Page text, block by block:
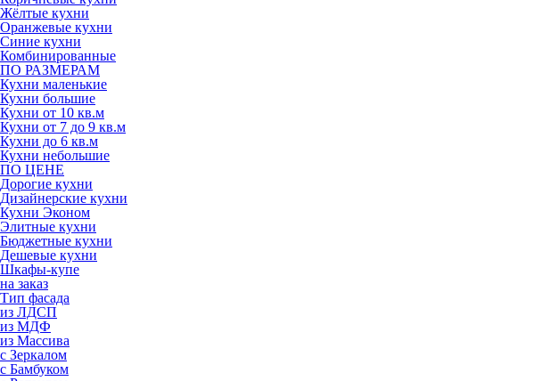
Жёлтые кухни
Оранжевые кухни
Синие кухни
Комбинированные
ПО РАЗМЕРАМ
Кухни маленькие
Кухни большие
Кухни от 10 кв.м
Кухни от 7 до 9 кв.м
Кухни до 6 кв.м
Кухни небольшие
ПО ЦЕНЕ
Дорогие кухни
Дизайнерские кухни
Кухни Эконом
Элитные кухни
Бюджетные кухни
Дешевые кухни
Шкафы-купе
на заказ
Тип фасада
из ЛДСП
из МДФ
из Массива
с Зеркалом
с Бамбуком